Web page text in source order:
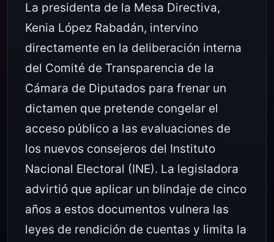
La presidenta de la Mesa Directiva,
Kenia López Rabadán, intervino
directamente en la deliberación interna
del Comité de Transparencia de la
Cámara de Diputados para frenar un
dictamen que pretende congelar el
acceso público a las evaluaciones de
los nuevos consejeros del Instituto
Nacional Electoral (INE). La legisladora
advirtió que aplicar un blindaje de cinco
años a estos documentos vulnera las
leyes de rendición de cuentas y limita la